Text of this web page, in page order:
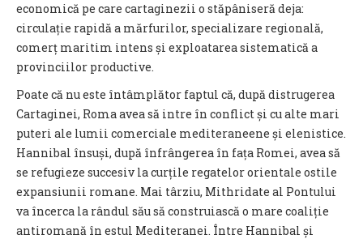
economică pe care cartaginezii o stăpâniseră deja:
circulație rapidă a mărfurilor, specializare regională,
comerț maritim intens și exploatarea sistematică a
provinciilor productive.
Poate că nu este întâmplător faptul că, după distrugerea
Cartaginei, Roma avea să intre în conflict și cu alte mari
puteri ale lumii comerciale mediteraneene și elenistice.
Hannibal însuși, după înfrângerea în fața Romei, avea să
se refugieze succesiv la curțile regatelor orientale ostile
expansiunii romane. Mai târziu, Mithridate al Pontului
va încerca la rândul său să construiască o mare coaliție
antiromană în estul Mediteranei. Între Hannibal și